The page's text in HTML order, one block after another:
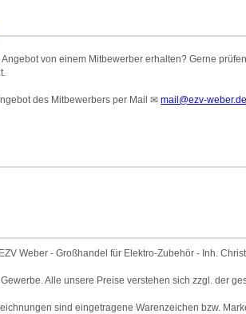
von einem Mitbewerber erhalten? Gerne
des Mitbewerbers per Mail ✉ mail@ezv-weber.de
Weber - Großhandel für Elektro-Zubehör - Inh.
Alle unsere Preise verstehen sich zzgl. der
sind eingetragene Warenzeichen bzw.